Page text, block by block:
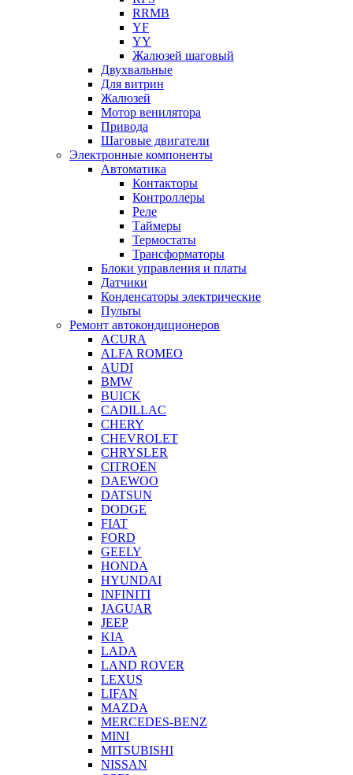
RRMB
YF
YY
Жалюзей шаговый
Двухвальные
Для витрин
Жалюзей
Мотор венилятора
Привода
Шаговые двигатели
Электронные компоненты
Автоматика
Контакторы
Контроллеры
Реле
Таймеры
Термостаты
Трансформаторы
Блоки управления и платы
Датчики
Конденсаторы электрические
Пульты
Ремонт автокондиционеров
ACURA
ALFA ROMEO
AUDI
BMW
BUICK
CADILLAC
CHERY
CHEVROLET
CHRYSLER
CITROEN
DAEWOO
DATSUN
DODGE
FIAT
FORD
GEELY
HONDA
HYUNDAI
INFINITI
JAGUAR
JEEP
KIA
LADA
LAND ROVER
LEXUS
LIFAN
MAZDA
MERCEDES-BENZ
MINI
MITSUBISHI
NISSAN